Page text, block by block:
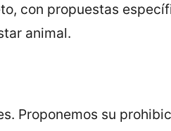
con propuestas
animal.
Proponemos su